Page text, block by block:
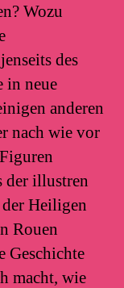
Wozu
des
in neue
anderen
nach wie vor
der illustren
Heiligen
Rouen
Geschichte
macht, wie